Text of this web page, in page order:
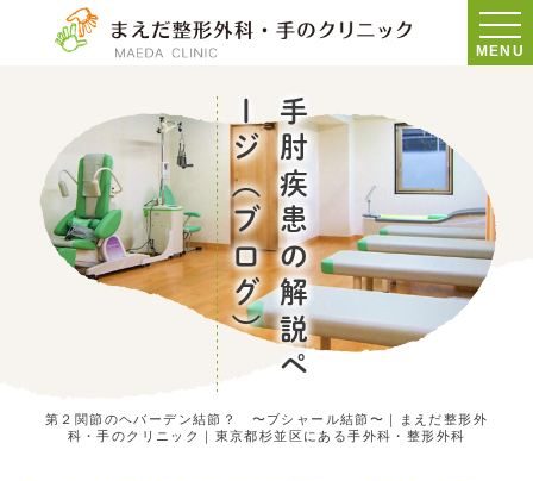
MENU
手
肘
疾
患
の
解
説
ペ
ー
ジ
（
ブ
ロ
グ
）
第２関節のヘバーデン結節？ 〜ブシャール結節〜｜まえだ整形外
科・手のクリニック｜東京都杉並区にある手外科・整形外科